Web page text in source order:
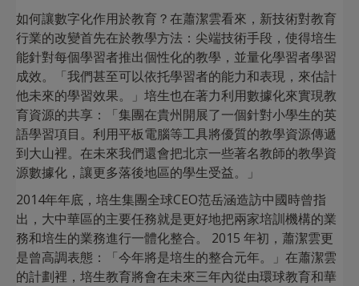
如何讓數字化作用於教育？在蕭潔雲看來，新技術對教育
行業的改變首先在於教學方法：尖端技術手段，使得培生
能針對每個學習者推出個性化的教學，並量化學習者學習
成效。「我們甚至可以依托學習者的能力和表現，來估計
他未來的學習效果。」培生也在著力利用數據化來實現教
育資源的共享：「集團在貴州開展了一個針對小學生的英
語學習項目。利用平板電腦等工具將優質的教學資源傳遞
到大山裡。在未來我們還會把北京一些著名教師的教學資
源數據化，讓更多落後地區的學生受益。」
2014年年底，培生集團全球CEO范岳涵造訪中國時曾指
出，大中華區的主要任務就是更好地把兩家培訓機構的業
務和培生的業務進行一體化整合。 2015 年初，蕭潔雲更
是曾高調表態：「今年將是培生的整合元年。」在蕭潔雲
的計劃裡，培生教育將會在未來三年內從由環球教育和華